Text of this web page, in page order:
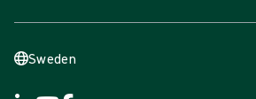
Sweden